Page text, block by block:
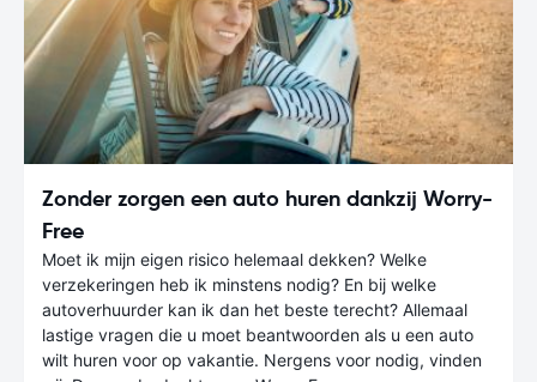
Zonder zorgen een auto huren dankzij Worry-
Free
Moet ik mijn eigen risico helemaal dekken? Welke
verzekeringen heb ik minstens nodig? En bij welke
autoverhuurder kan ik dan het beste terecht? Allemaal
lastige vragen die u moet beantwoorden als u een auto
wilt huren voor op vakantie. Nergens voor nodig, vinden